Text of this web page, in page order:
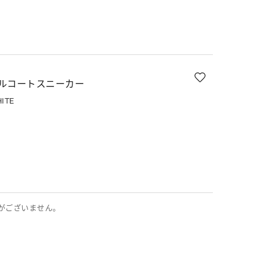
コートスニーカー
ざいません。